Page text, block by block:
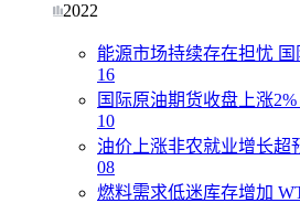
2022
能源市场持续存在担忧
16
国际原油期货收盘上涨
10
油价上涨非农就业增长超
08
燃料需求低迷库存增加